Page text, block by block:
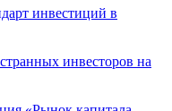
инвестиций в
инвесторов на